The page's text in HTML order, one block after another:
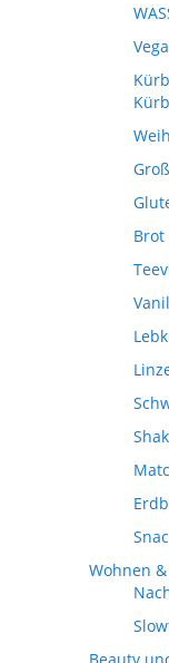
Brot
Wohnen
Beauty